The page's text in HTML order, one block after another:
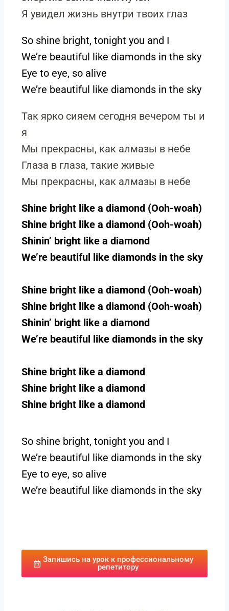
Я увидел жизнь внутри твоих глаз
So shine bright, tonight you and I
We’re beautiful like diamonds in the sky
Eye to eye, so alive
We’re beautiful like diamonds in the sky
Так ярко сияем сегодня вечером ты и
я
Мы прекрасны, как алмазы в небе
Глаза в глаза, такие живые
Мы прекрасны, как алмазы в небе
Shine bright like a diamond (Ooh-woah)
Shine bright like a diamond (Ooh-woah)
Shinin’ bright like a diamond
We’re beautiful like diamonds in the sky
Shine bright like a diamond (Ooh-woah)
Shine bright like a diamond (Ooh-woah)
Shinin’ bright like a diamond
We’re beautiful like diamonds in the sky
Shine bright like a diamond
Shine bright like a diamond
Shine bright like a diamond
So shine bright, tonight you and I
We’re beautiful like diamonds in the sky
Eye to eye, so alive
We’re beautiful like diamonds in the sky
Запишись на урок к профессиональному
репетитору